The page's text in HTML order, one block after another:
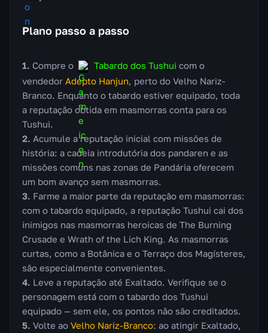
Plano passo a passo
Compre o Tabardo dos Tushui com o
vendedor Adepto Hanjun, perto do Velho Nariz-
Branco. Enquanto o tabardo estiver equipado, toda
a reputação obtida em masmorras conta para os
Tushui.
Acumule a reputação inicial com missões de
história: a cadeia introdutória dos pandaren e as
missões comuns nas zonas de Pandária oferecem
um bom avanço sem masmorras.
Farme a maior parte da reputação em masmorras:
com o tabardo equipado, a reputação Tushui cai dos
inimigos nas masmorras heroicas de The Burning
Crusade e Wrath of the Lich King. As masmorras
curtas, como a Botânica e o Terraço dos Magísteres,
são especialmente convenientes.
Leve a reputação até Exaltado. Verifique se o
personagem está com o tabardo dos Tushui
equipado — sem ele, os pontos não são creditados.
Volte ao Velho Nariz-Branco: ao atingir Exaltado,